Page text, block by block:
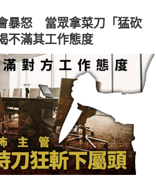
暴怒 當眾拿菜刀「猛砍
滿其工作態度